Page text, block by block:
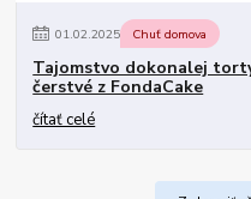
01.02.2025 Chuť domova
Tajomstvo dokonalej
čerstvé z FondaCake
čítať celé